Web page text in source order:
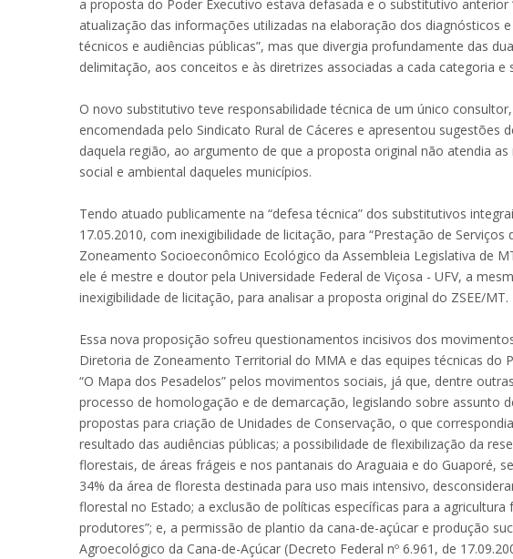
a proposta do Poder Executivo estava defasada e o substitutivo
atualização das informações utilizadas na elaboração dos diagnósticos
técnicos e audiências públicas”, mas que divergia profundamente das
delimitação, aos conceitos e às diretrizes associadas a cada categoria e
O novo substitutivo teve responsabilidade técnica de um único
encomendada pelo Sindicato Rural de Cáceres e apresentou
daquela região, ao argumento de que a proposta original não atendia
social e ambiental daqueles municípios.
Tendo atuado publicamente na “defesa técnica” dos substitutivos
17.05.2010, com inexigibilidade de licitação, para “Prestação de
Zoneamento Socioeconômico Ecológico da Assembleia Legislativa de
ele é mestre e doutor pela Universidade Federal de Viçosa - UFV, a
inexigibilidade de licitação, para analisar a proposta original do ZSEE/MT.
Essa nova proposição sofreu questionamentos incisivos dos
Diretoria de Zoneamento Territorial do MMA e das equipes técnicas do
“O Mapa dos Pesadelos” pelos movimentos sociais, já que, dentre
processo de homologação e de demarcação, legislando sobre assunto
propostas para criação de Unidades de Conservação, o que
resultado das audiências públicas; a possibilidade de flexibilização da
florestais, de áreas frágeis e nos pantanais do Araguaia e do Guaporé,
34% da área de floresta destinada para uso mais intensivo,
florestal no Estado; a exclusão de políticas específicas para a
produtores”; e, a permissão de plantio da cana-de-açúcar e produção
Agroecológico da Cana-de-Açúcar (Decreto Federal nº 6.961, de